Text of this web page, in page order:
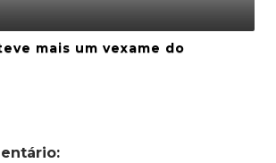
mais um vexame do